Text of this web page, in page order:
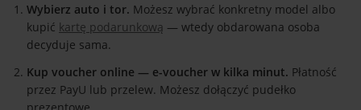
Wybierz auto i tor. Możesz wybrać konkretny model albo
kupić kartę podarunkową — wtedy obdarowana osoba
decyduje sama.
Kup voucher online — e-voucher w kilka minut. Płatność
przez PayU lub przelew. Możesz dołączyć pudełko
prezentowe.